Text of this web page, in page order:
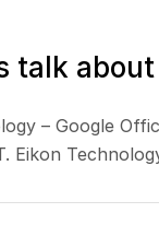
talk
– Google
Eikon